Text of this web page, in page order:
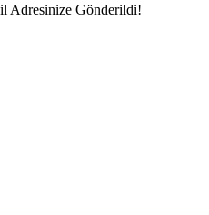
Adresinize Gönderildi!